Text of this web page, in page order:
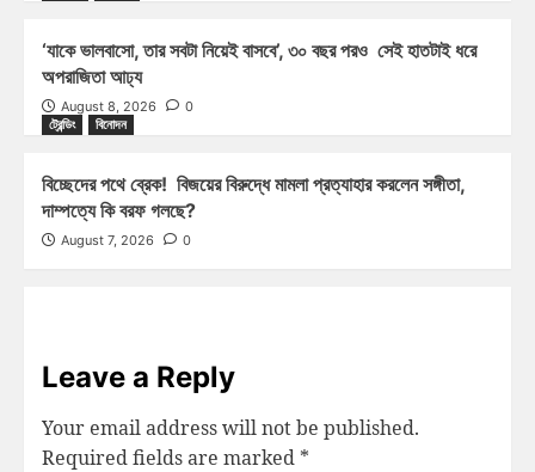
‘যাকে ভালবাসো, তার সবটা নিয়েই বাসবে’, ৩০ বছর পরও সেই হাতটাই ধরে
অপরাজিতা আঢ্য
August 8, 2026
0
ট্রেন্ডিং
বিনোদন
বিচ্ছেদের পথে ব্রেক! বিজয়ের বিরুদ্ধে মামলা প্রত্যাহার করলেন সঙ্গীতা,
দাম্পত্যে কি বরফ গলছে?
August 7, 2026 0
Leave a Reply
Your email address will not be published.
Required fields are marked *